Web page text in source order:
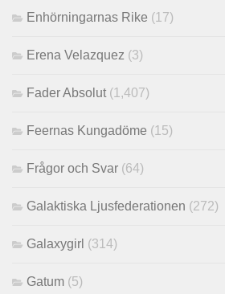
Enhörningarnas Rike (17)
Erena Velazquez (3)
Fader Absolut (1,407)
Feernas Kungadöme (15)
Frågor och Svar (64)
Galaktiska Ljusfederationen (272)
Galaxygirl (314)
Gatum (5)